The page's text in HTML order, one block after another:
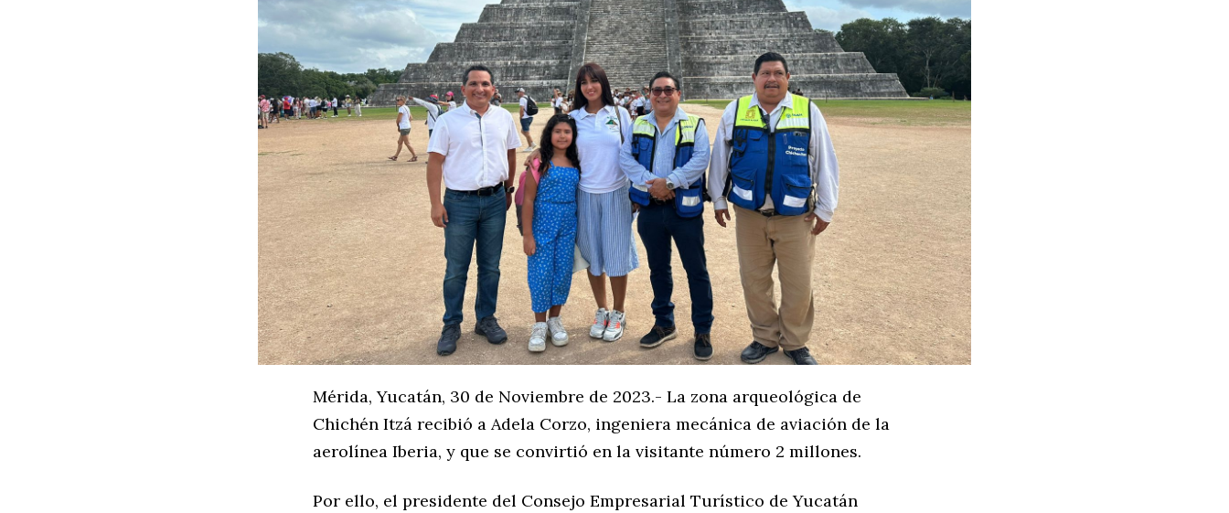
Mérida, Yucatán, 30 de Noviembre de 2023.- La zona arqueológica de
Chichén Itzá recibió a Adela Corzo, ingeniera mecánica de aviación de la
aerolínea Iberia, y que se convirtió en la visitante número 2 millones.
Por ello, el presidente del Consejo Empresarial Turístico de Yucatán